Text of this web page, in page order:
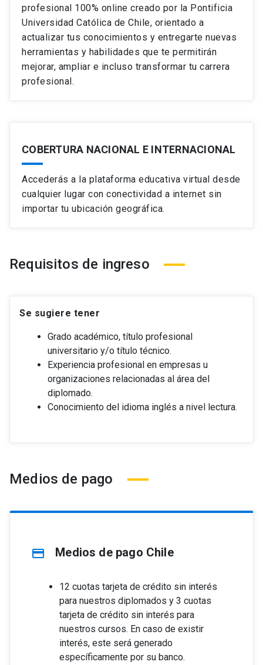
profesional 100% online creado por la Pontificia
Universidad Católica de Chile, orientado a
actualizar tus conocimientos y entregarte nuevas
herramientas y habilidades que te permitirán
mejorar, ampliar e incluso transformar tu carrera
profesional.
COBERTURA NACIONAL E INTERNACIONAL
Accederás a la plataforma educativa virtual desde
cualquier lugar con conectividad a internet sin
importar tu ubicación geográfica.
Requisitos de ingreso
Se sugiere tener
Grado académico, título profesional
universitario y/o título técnico.
Experiencia profesional en empresas u
organizaciones relacionadas al área del
diplomado.
Conocimiento del idioma inglés a nivel lectura.
Medios de pago
credit_card Medios de pago Chile
12 cuotas tarjeta de crédito sin interés
para nuestros diplomados y 3 cuotas
tarjeta de crédito sin interés para
nuestros cursos. En caso de existir
interés, este será generado
específicamente por su banco.